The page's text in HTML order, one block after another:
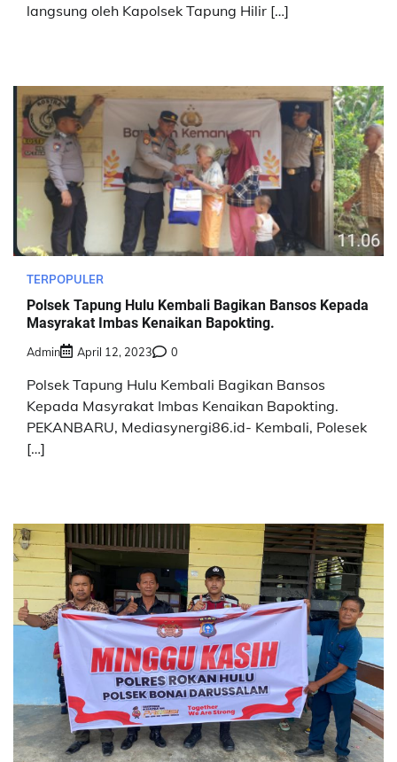
langsung oleh Kapolsek Tapung Hilir […]
TERPOPULER
Polsek Tapung Hulu Kembali Bagikan Bansos Kepada
Masyrakat Imbas Kenaikan Bapokting.
Admin April 12, 2023 0
Polsek Tapung Hulu Kembali Bagikan Bansos
Kepada Masyrakat Imbas Kenaikan Bapokting.
PEKANBARU, Mediasynergi86.id- Kembali, Polesek
[…]